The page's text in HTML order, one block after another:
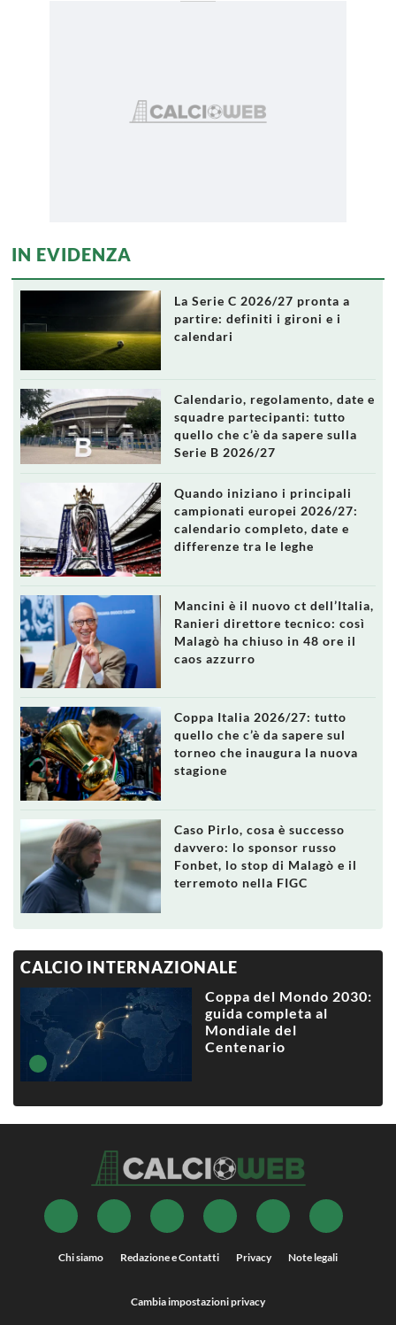
IN EVIDENZA
La Serie C 2026/27 pronta a
partire: definiti i gironi e i
calendari
Calendario, regolamento, date e
squadre partecipanti: tutto
quello che c’è da sapere sulla
Serie B 2026/27
Quando iniziano i principali
campionati europei 2026/27:
calendario completo, date e
differenze tra le leghe
Mancini è il nuovo ct dell’Italia,
Ranieri direttore tecnico: così
Malagò ha chiuso in 48 ore il
caos azzurro
Coppa Italia 2026/27: tutto
quello che c’è da sapere sul
torneo che inaugura la nuova
stagione
Caso Pirlo, cosa è successo
davvero: lo sponsor russo
Fonbet, lo stop di Malagò e il
terremoto nella FIGC
CALCIO INTERNAZIONALE
Coppa del Mondo 2030:
guida completa al
Mondiale del
Centenario
Chi siamo Redazione e Contatti Privacy Note legali
Cambia impostazioni privacy